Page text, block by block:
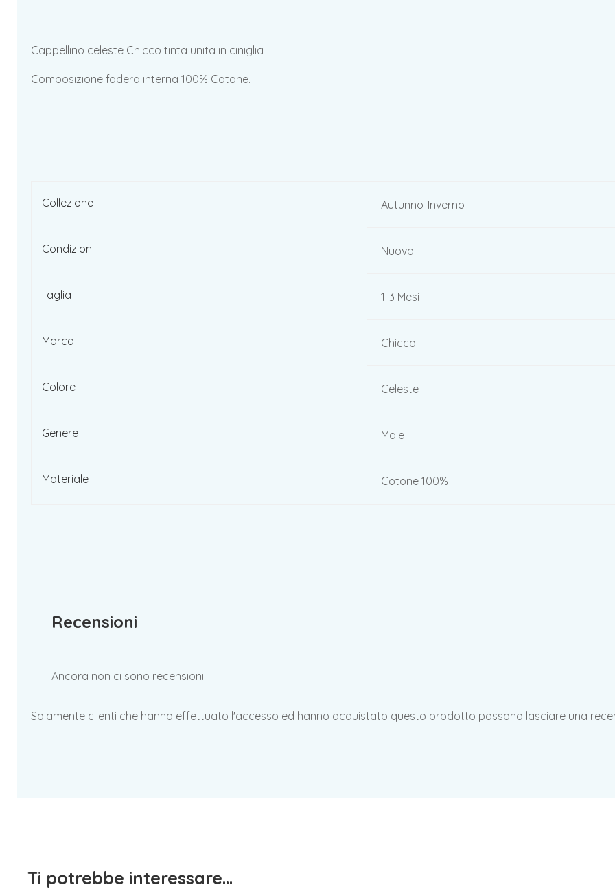
Cappellino celeste Chicco tinta unita in ciniglia
Composizione fodera interna 100% Cotone.
Collezione Autunno-Inverno
Condizioni Nuovo
Taglia 1-3 Mesi
Marca Chicco
Colore Celeste
Genere Male
Materiale Cotone 100%
Recensioni
Ancora non ci sono recensioni.
Solamente clienti che hanno effettuato l'accesso ed hanno acquistato questo prodotto possono lasciare una
Ti potrebbe interessare…